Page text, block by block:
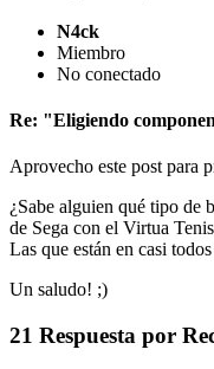
N4ck
Miembro
No conectado
Re: "Eligiendo
Aprovecho este post para
¿Sabe alguien qué tipo de
de Sega con el Virtua
Las que están en casi
Un saludo! ;)
21 Respuesta por